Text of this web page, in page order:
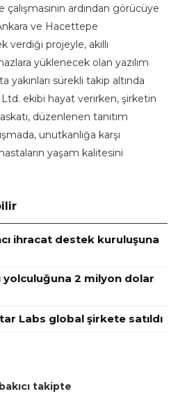
ardından görücüye
ve Hacettepe
verdiği projeyle, akıllı
yüklenecek olan yazılım
yakınları sürekli takip altında
ekibi hayat verirken, şirketin
düzenlenen tanıtım
unutkanlığa karşı
yaşam kalitesini
ihracat destek kuruluşuna
yolculuğuna 2 milyon dolar
Labs global şirkete satıldı
takipte